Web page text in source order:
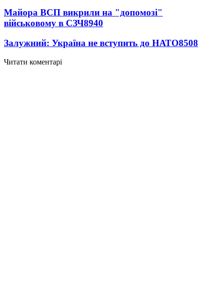
Майора ВСП викрили на "допомозі"
військовому в СЗЧ8940
Залужний: Україна не вступить до НАТО8508
Читати коментарі